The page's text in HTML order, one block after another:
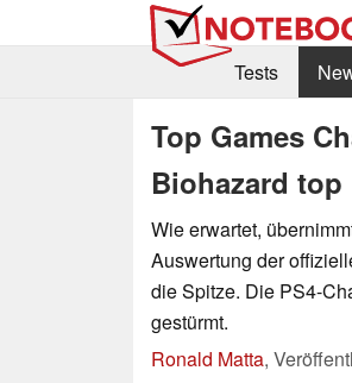
Tests
Top Games
Biohazard top
Wie erwartet,
Auswertung der
die Spitze. Die PS4-
gestürmt.
Ronald Matta,